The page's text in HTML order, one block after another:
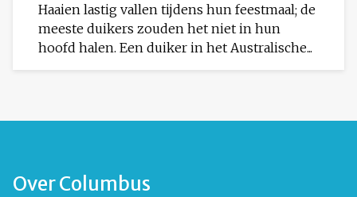
Haaien lastig vallen tijdens hun feestmaal; de
meeste duikers zouden het niet in hun
hoofd halen. Een duiker in het Australische...
Over Columbus